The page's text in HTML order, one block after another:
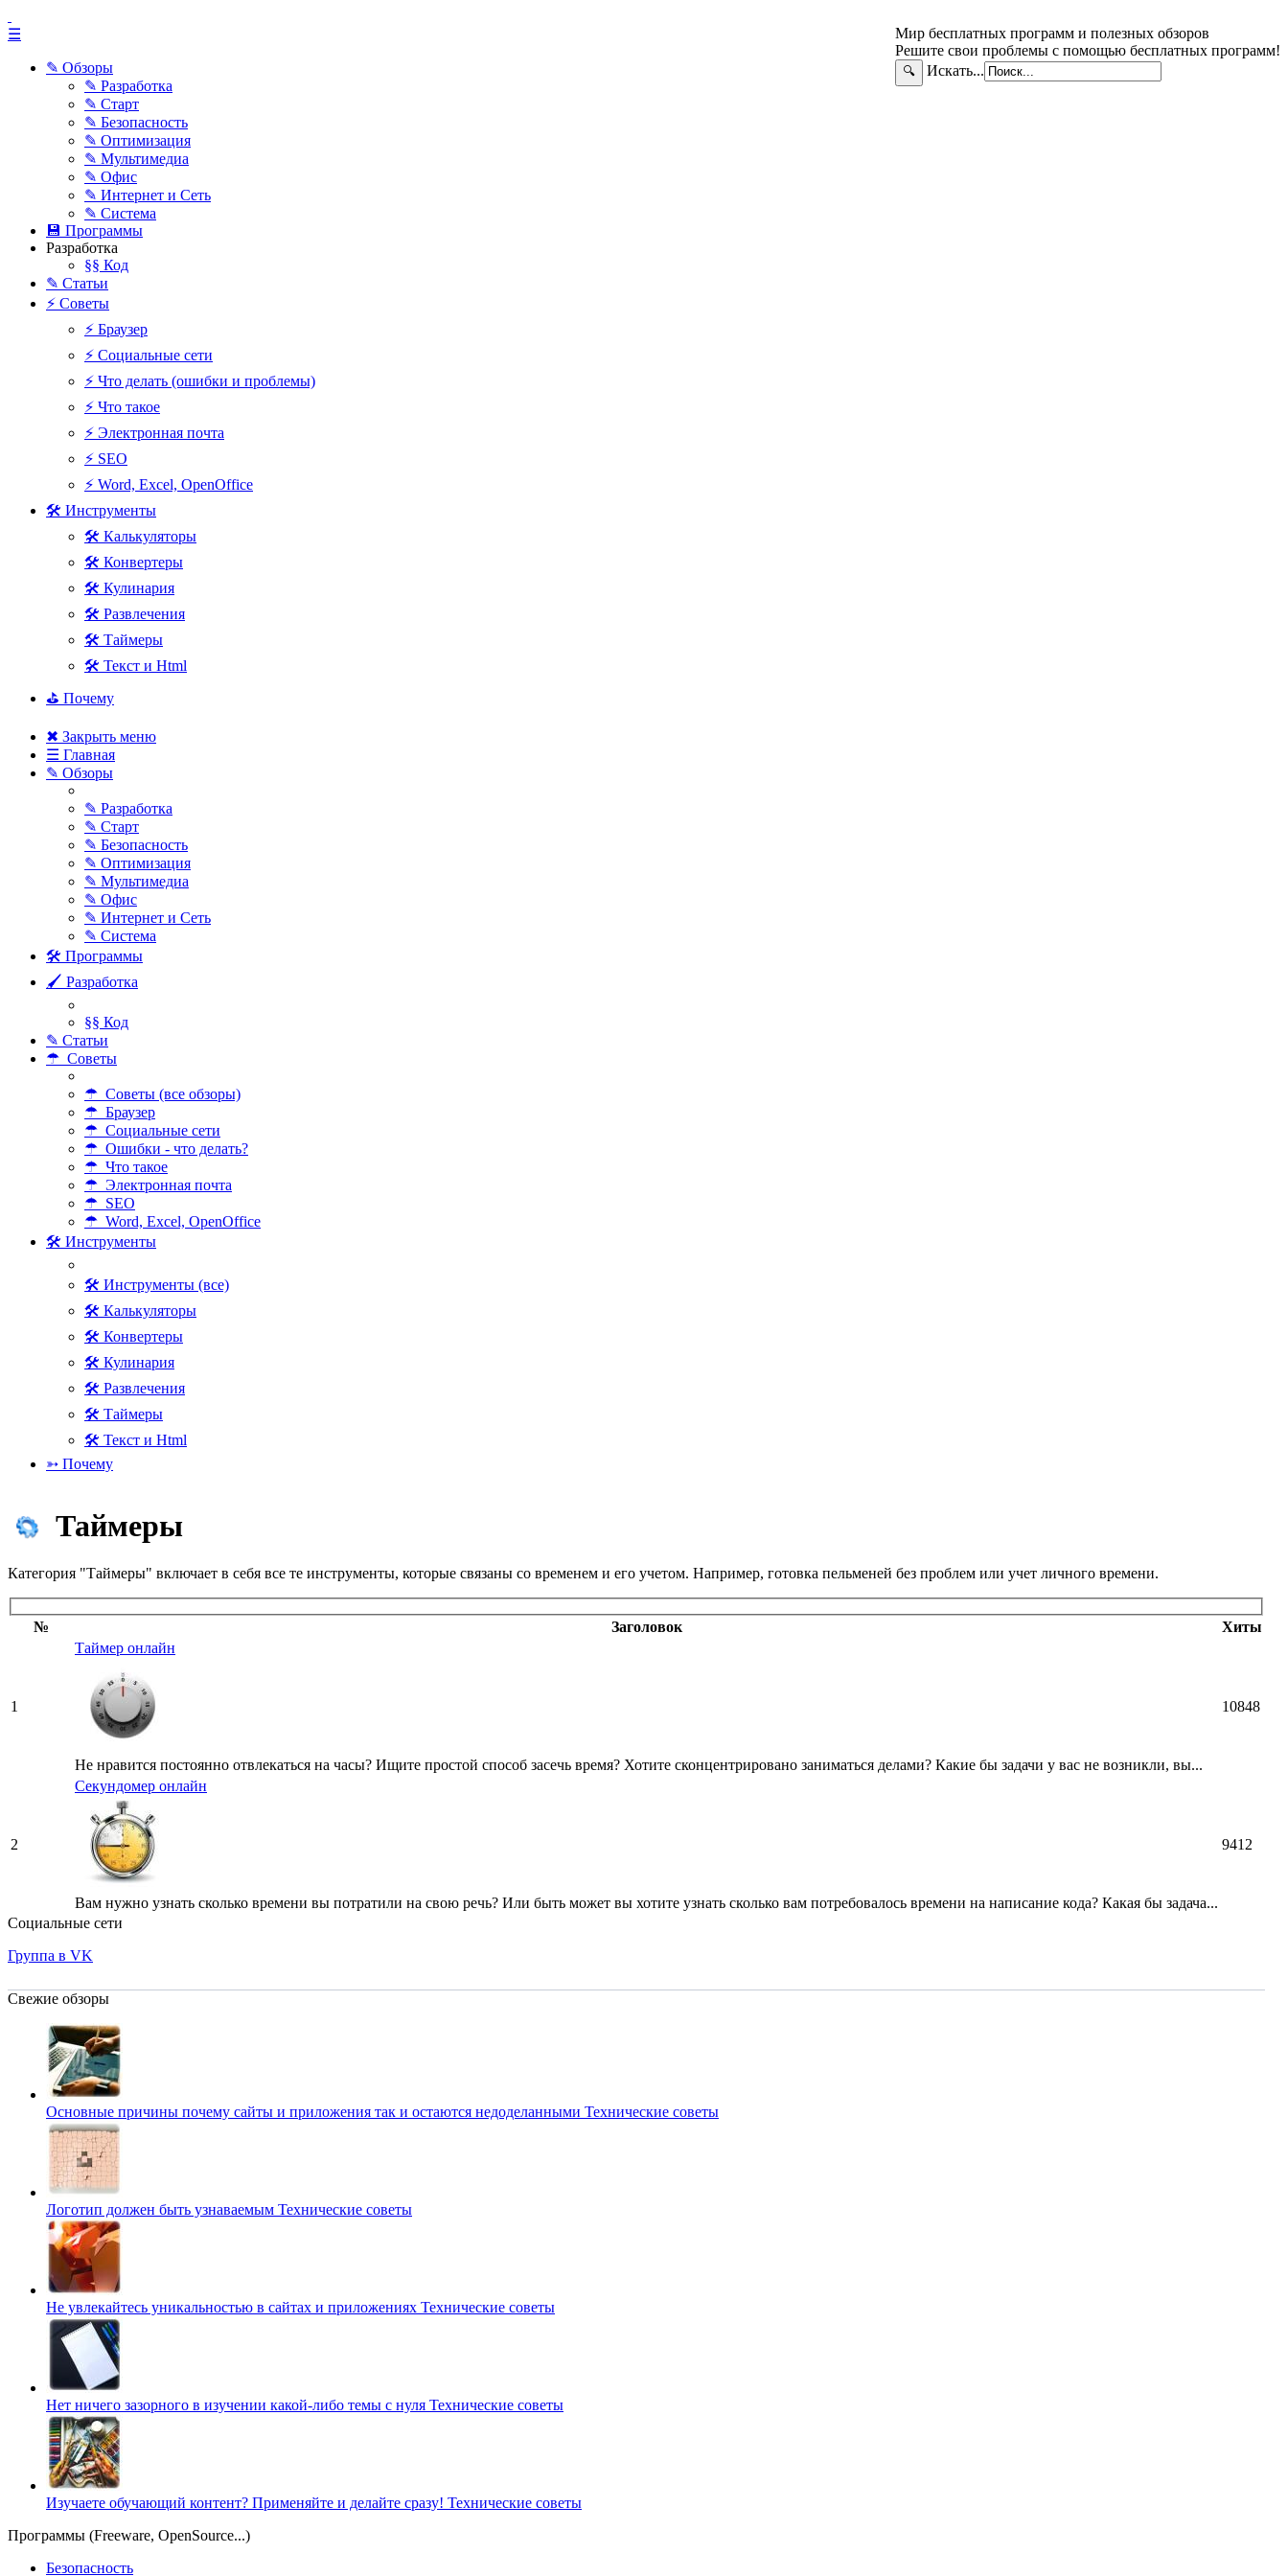
Мир бесплатных программ и полезных обзоров
Решите свои проблемы с помощью бесплатных программ!
🔍 Искать...
☰
✎ Обзоры
✎ Разработка
✎ Старт
✎ Безопасность
✎ Оптимизация
✎ Мультимедиа
✎ Офис
✎ Интернет и Сеть
✎ Система
💾 Программы
Разработка
§§ Код
✎ Статьи
⚡ Советы
⚡ Браузер
⚡ Социальные сети
⚡ Что делать (ошибки и проблемы)
⚡ Что такое
⚡ Электронная почта
⚡ SEO
⚡ Word, Excel, OpenOffice
🛠 Инструменты
🛠 Калькуляторы
🛠 Конвертеры
🛠 Кулинария
🛠 Развлечения
🛠 Таймеры
🛠 Текст и Html
⛳ Почему
✖ Закрыть меню
☰ Главная
✎ Обзоры
✎ Разработка
✎ Старт
✎ Безопасность
✎ Оптимизация
✎ Мультимедиа
✎ Офис
✎ Интернет и Сеть
✎ Система
🛠 Программы
🖌 Разработка
§§ Код
✎ Статьи
☂ Советы
☂ Советы (все обзоры)
☂ Браузер
☂ Социальные сети
☂ Ошибки - что делать?
☂ Что такое
☂ Электронная почта
☂ SEO
☂ Word, Excel, OpenOffice
🛠 Инструменты
🛠 Инструменты (все)
🛠 Калькуляторы
🛠 Конвертеры
🛠 Кулинария
🛠 Развлечения
🛠 Таймеры
🛠 Текст и Html
➳ Почему
Таймеры
Категория "Таймеры" включает в себя все те инструменты, которые связаны со временем и его учетом. Например, готовка пельменей без проблем или учет личного времени.
№ Заголовок Хиты
1
Таймер онлайн
Не нравится постоянно отвлекаться на часы? Ищите простой способ засечь время? Хотите сконцентрировано заниматься делами? Какие бы задачи у вас не возникли, вы...
10848
2
Секундомер онлайн
Вам нужно узнать сколько времени вы потратили на свою речь? Или быть может вы хотите узнать сколько вам потребовалось времени на написание кода? Какая бы задача...
9412
Социальные сети
Группа в VK
Свежие обзоры
Основные причины почему сайты и приложения так и остаются недоделанными Технические советы
Логотип должен быть узнаваемым Технические советы
Не увлекайтесь уникальностью в сайтах и приложениях Технические советы
Нет ничего зазорного в изучении какой-либо темы с нуля Технические советы
Изучаете обучающий контент? Применяйте и делайте сразу! Технические советы
Программы (Freeware, OpenSource...)
Безопасность